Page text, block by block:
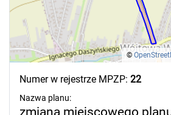
©
Numer w rejestrze MPZP: 22
Nazwa planu:
zmiana miejscowego